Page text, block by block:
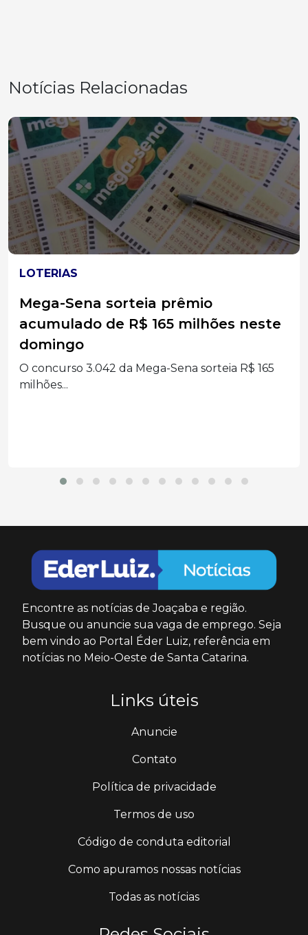
Notícias Relacionadas
ACIDENTES
Carro sai da pista na BR-282 e
quatro pessoas são levadas ao
hospital no Oeste Catarinense
Quatro ocupantes de um carro foram levados ao
hospital...
Encontre as notícias de Joaçaba e região.
Busque ou anuncie sua vaga de emprego. Seja
bem vindo ao Portal Éder Luiz, referência em
notícias no Meio-Oeste de Santa Catarina.
Links úteis
Anuncie
Contato
Política de privacidade
Termos de uso
Código de conduta editorial
Como apuramos nossas notícias
Todas as notícias